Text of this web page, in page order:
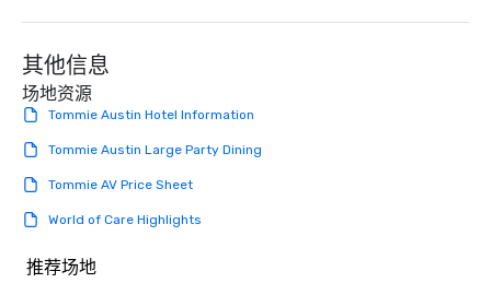
ultimate networking opportunities. At
a typical sit-down dinner, you’re lucky
to engage the person to the left and
place at multiple restaurants, with
walking in between, there are
with different people when you sit
traverse along the way. Our
其他信息
场地资源
Tommie Austin Hotel Information
Tommie Austin Large Party Dining
Tommie AV Price Sheet
World of Care Highlights
推荐场地